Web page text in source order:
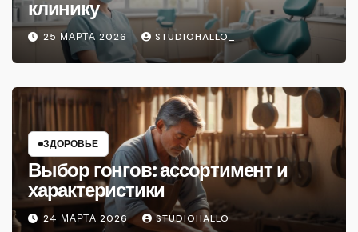
клинику
25 МАРТА 2026 STUDIOHALLO_
ЗДОРОВЬЕ
Выбор гонгов: ассортимент и
характеристики
24 МАРТА 2026 STUDIOHALLO_